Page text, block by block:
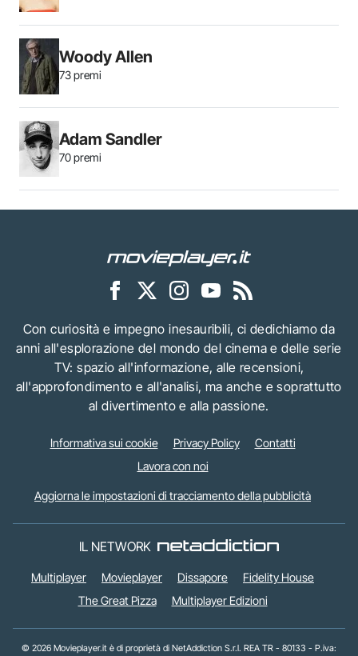
Woody Allen
73 premi
Adam Sandler
70 premi
Con curiosità e impegno inesauribili, ci dedichiamo da
anni all'esplorazione del mondo del cinema e delle serie
TV: spazio all'informazione, alle recensioni,
all'approfondimento e all'analisi, ma anche e soprattutto
al divertimento e alla passione.
Informativa sui cookie Privacy Policy
Contatti
Lavora con noi
Aggiorna le impostazioni di tracciamento della pubblicità
IL NETWORK
Multiplayer Movieplayer Dissapore
Fidelity House
The Great Pizza
Multiplayer Edizioni
© 2026 Movieplayer.it è di proprietà di NetAddiction S.r.l. REA TR - 80133 - P.iva: